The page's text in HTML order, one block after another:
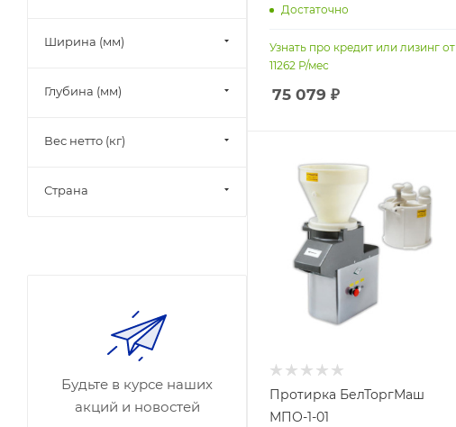
Достаточно
Узнать про кредит или лизинг от
11262 Р/мес
75 079 ₽
Протирка БелТоргМаш
МПО-1-01
Ширина (мм)
Глубина (мм)
Вес нетто (кг)
Страна
Будьте в курсе наших
акций и новостей